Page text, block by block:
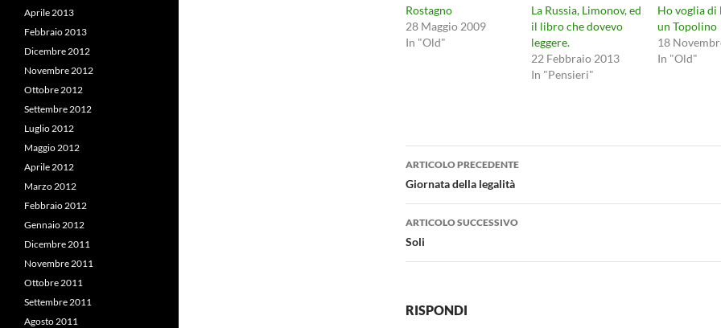
Rostagno
28 Maggio 2009
In "Old"
La Russia, Limonov, ed
il libro che dovevo
leggere.
22 Febbraio 2013
In "Pensieri"
Ho voglia di
un Topolino
18
In "Old"
Navigazione
articolo
ARTICOLO PRECEDENTE
Giornata della legalità
ARTICOLO SUCCESSIVO
Soli
RISPONDI
Aprile 2013
Febbraio 2013
Dicembre 2012
Novembre 2012
Ottobre 2012
Settembre 2012
Luglio 2012
Maggio 2012
Aprile 2012
Marzo 2012
Febbraio 2012
Gennaio 2012
Dicembre 2011
Novembre 2011
Ottobre 2011
Settembre 2011
Agosto 2011